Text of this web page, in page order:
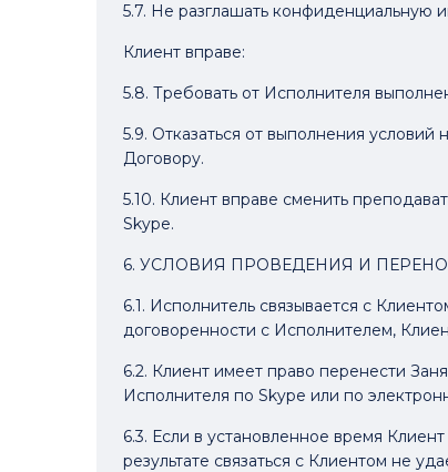
5.7. Не разглашать
Клиент вправе:
5.8. Требовать от Исполнителя
5.9. Отказаться от выполнения
Договору.
5.10. Клиент вправе сменить
Skype.
6. УСЛОВИЯ ПРОВЕДЕНИЯ И
6.1. Исполнитель связывается с
договоренности с Исполнителем,
6.2. Клиент имеет право перенести
Исполнителя по Skype или по
6.3. Если в установленное время
результате связаться с Клиентом не